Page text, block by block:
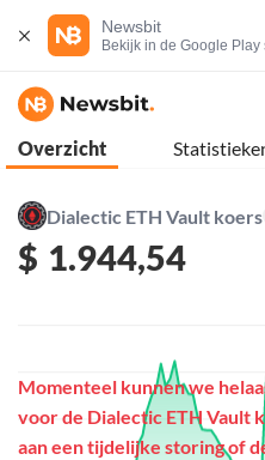
Newsbit
Bekijk in de Google Play
Overzicht
Dialectic ETH Vault koers
$ 1.944,54
Momenteel kunnen we
voor de Dialectic ETH Vault
aan een tijdelijke storing of